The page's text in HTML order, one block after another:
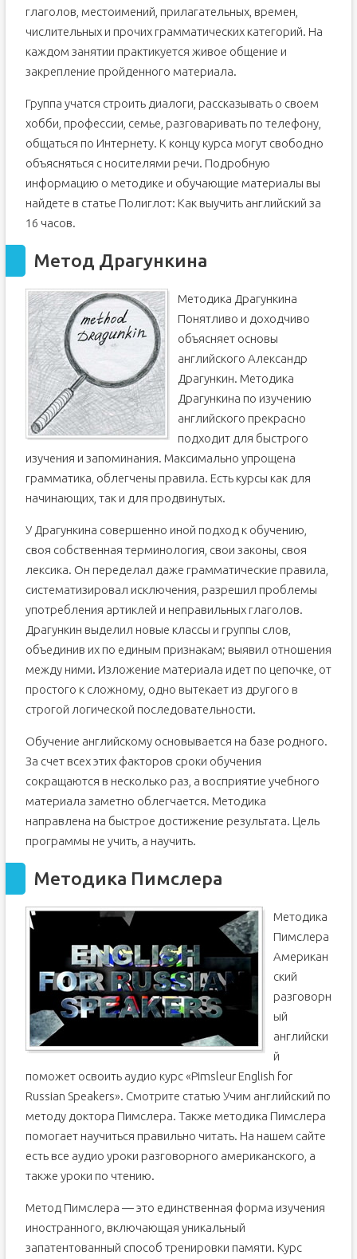
глаголов, местоимений, прилагательных, времен,
числительных и прочих грамматических категорий. На
каждом занятии практикуется живое общение и
закрепление пройденного материала.
Группа учатся строить диалоги, рассказывать о своем
хобби, профессии, семье, разговаривать по телефону,
общаться по Интернету. К концу курса могут свободно
объясняться с носителями речи. Подробную
информацию о методике и обучающие материалы вы
найдете в статье Полиглот: Как выучить английский за
16 часов.
Метод Драгункина
Методика Драгункина
Понятливо и доходчиво
объясняет основы
английского Александр
Драгункин. Методика
Драгункина по изучению
английского прекрасно
подходит для быстрого
изучения и запоминания. Максимально упрощена
грамматика, облегчены правила. Есть курсы как для
начинающих, так и для продвинутых.
У Драгункина совершенно иной подход к обучению,
своя собственная терминология, свои законы, своя
лексика. Он переделал даже грамматические правила,
систематизировал исключения, разрешил проблемы
употребления артиклей и неправильных глаголов.
Драгункин выделил новые классы и группы слов,
объединив их по единым признакам; выявил отношения
между ними. Изложение материала идет по цепочке, от
простого к сложному, одно вытекает из другого в
строгой логической последовательности.
Обучение английскому основывается на базе родного.
За счет всех этих факторов сроки обучения
сокращаются в несколько раз, а восприятие учебного
материала заметно облегчается. Методика
направлена на быстрое достижение результата. Цель
программы не учить, а научить.
Методика Пимслера
Методика
Пимслера
Американ
ский
разговорн
ый
английски
й
поможет освоить аудио курс «Pimsleur English for
Russian Speakers». Смотрите статью Учим английский по
методу доктора Пимслера. Также методика Пимслера
помогает научиться правильно читать. На нашем сайте
есть все аудио уроки разговорного американского, а
также уроки по чтению.
Метод Пимслера — это единственная форма изучения
иностранного, включающая уникальный
запатентованный способ тренировки памяти. Курс